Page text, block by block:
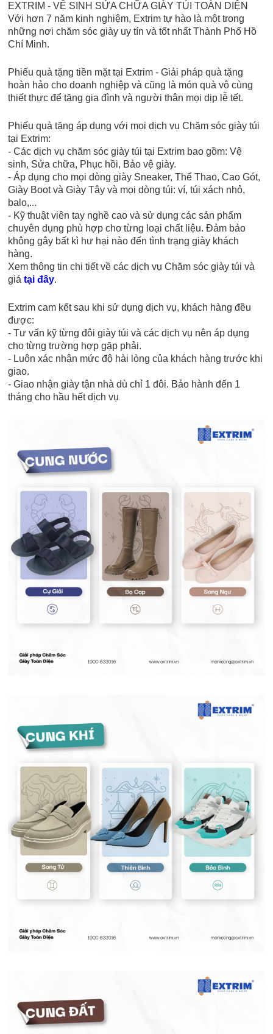
EXTRIM - VỆ SINH SỬA CHỮA GIÀY TÚI TOÀN DIỆN
Với hơn 7 năm kinh nghiệm, Extrim tự hào là một trong
những nơi chăm sóc giày uy tín và tốt nhất Thành Phố Hồ
Chí Minh.
Phiếu quà tặng tiền mặt tại Extrim - Giải pháp quà tặng
hoàn hảo cho doanh nghiệp và cũng là món quà vô cùng
thiết thực để tặng gia đình và người thân mọi dịp lễ tết.
Phiếu quà tặng áp dụng với mọi dịch vụ Chăm sóc giày túi
tại Extrim:
- Các dịch vụ chăm sóc giày túi tại Extrim bao gồm: Vệ
sinh, Sửa chữa, Phục hồi, Bảo vệ giày.
- Áp dụng cho mọi dòng giày Sneaker, Thể Thao, Cao Gót,
Giày Boot và Giày Tây và mọi dòng túi: ví, túi xách nhỏ,
balo,...
- Kỹ thuật viên tay nghề cao và sử dụng các sản phẩm
chuyên dụng phù hợp cho từng loại chất liệu. Đảm bảo
không gây bất kì hư hại nào đến tình trạng giày khách
hàng.
Xem thông tin chi tiết về các dịch vụ Chăm sóc giày túi và
giátại đây.
Extrim cam kết sau khi sử dụng dịch vụ, khách hàng đều
được:
- Tư vấn kỹ từng đôi giày túi và các dịch vụ nên áp dụng
cho từng trường hợp gặp phải.
- Luôn xác nhận mức độ hài lòng của khách hàng trước khi
giao.
- Giao nhận giày tận nhà dù chỉ 1 đôi. Bảo hành đến 1
tháng cho hầu hết dịch vụ.